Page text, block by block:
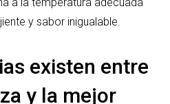
a la temperatura adecuada
y sabor inigualable.
existen entre
y la mejor